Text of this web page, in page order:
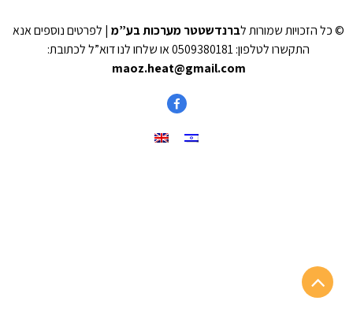
© כל הזכויות שמורות לברנדשטטר מערכות בע”מ | לפרטים נוספים אנא
התקשרו לטלפון: 0509380181 או שלחו לנו דוא”ל לכתובת:
maoz.heat@gmail.com